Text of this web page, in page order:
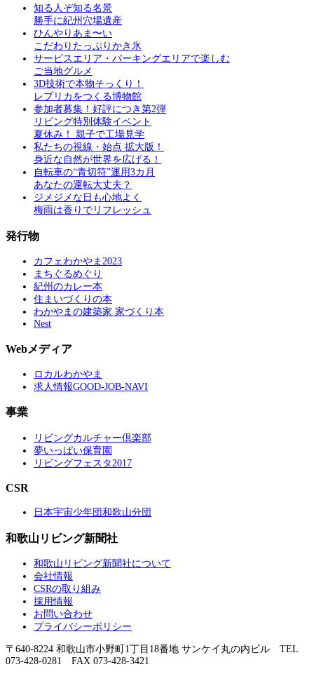
知る人ぞ知る名景
勝手に紀州穴場遺産
ひんやりあま〜い
こだわりたっぷりかき氷
サービスエリア・パーキングエリアで楽しむ
ご当地グルメ
3D技術で本物そっくり！
レプリカをつくる博物館
参加者募集！好評につき第2弾
リビング特別体験イベント
夏休み！ 親子で工場見学
私たちの視線・始点 拡大版！
身近な自然が世界を広げる！
自転車の“青切符”運用3カ月
あなたの運転大丈夫？
ジメジメな日も心地よく
梅雨は香りでリフレッシュ
発行物
カフェわかやま2023
まちぐるめぐり
紀州のカレー本
住まいづくりの本
わかやまの建築家 家づくり本
Nest
Webメディア
ロカルわかやま
求人情報GOOD-JOB-NAVI
事業
リビングカルチャー倶楽部
夢いっぱい保育園
リビングフェスタ2017
CSR
日本宇宙少年団和歌山分団
和歌山リビング新聞社
和歌山リビング新聞社について
会社情報
CSRの取り組み
採用情報
お問い合わせ
プライバシーポリシー
〒640-8224 和歌山市小野町1丁目18番地 サンケイ丸の内ビル TEL
073-428-0281 FAX 073-428-3421